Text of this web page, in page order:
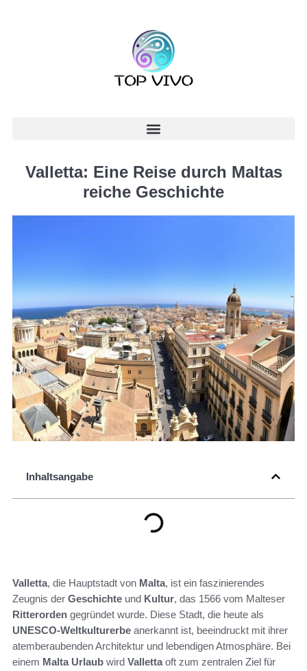
Valletta: Eine Reise durch Maltas
reiche Geschichte
Inhaltsangabe
Valletta, die Hauptstadt von Malta, ist ein faszinierendes
Zeugnis der Geschichte und Kultur, das 1566 vom Malteser
Ritterorden gegründet wurde. Diese Stadt, die heute als
UNESCO-Weltkulturerbe anerkannt ist, beeindruckt mit ihrer
atemberaubenden Architektur und lebendigen Atmosphäre. Bei
einem Malta Urlaub wird Vallettaoft zum zentralen Ziel für